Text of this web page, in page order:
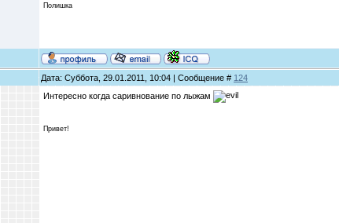
Полишка
Дата: Суббота, 29.01.2011, 10:04 | Сообщение # 124
Интересно когда саривнование по лыжам
Привет!